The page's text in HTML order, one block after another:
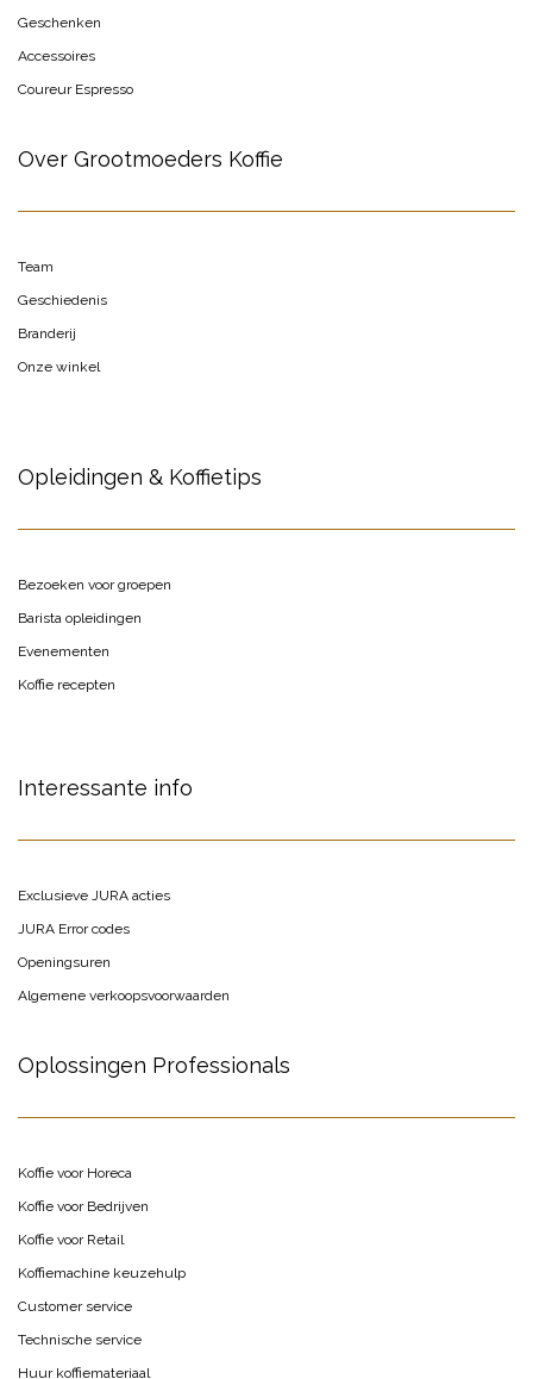
Geschenken
Accessoires
Coureur Espresso
Over Grootmoeders Koffie
Team
Geschiedenis
Branderij
Onze winkel
Opleidingen & Koffietips
Bezoeken voor groepen
Barista opleidingen
Evenementen
Koffie recepten
Interessante info
Exclusieve JURA acties
JURA Error codes
Openingsuren
Algemene verkoopsvoorwaarden
Oplossingen Professionals
Koffie voor Horeca
Koffie voor Bedrijven
Koffie voor Retail
Koffiemachine keuzehulp
Customer service
Technische service
Huur koffiemateriaal